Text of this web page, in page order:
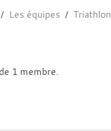
Les équipes Triathlon
1 membre.